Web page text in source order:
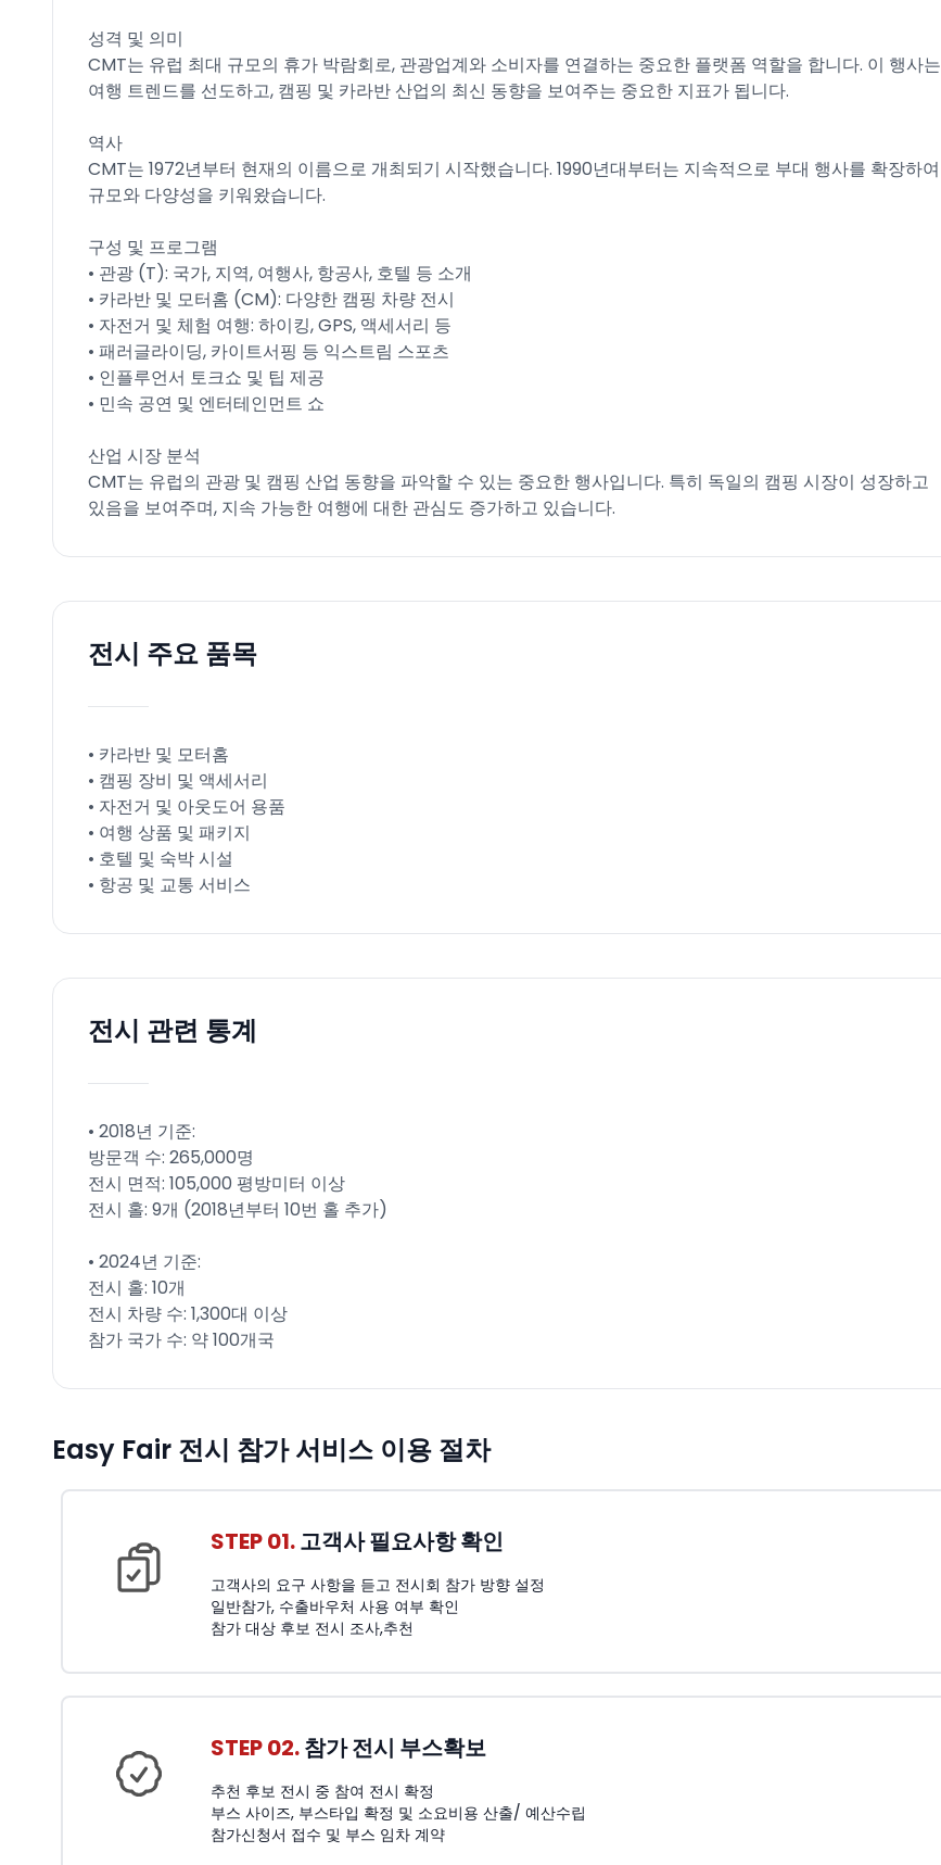
성격 및 의미
CMT는 유럽 최대 규모의 휴가 박람회로, 관광업계와 소비자를 연결하는 중요한 플랫폼 역할을 합니다. 이 행사는
여행 트렌드를 선도하고, 캠핑 및 카라반 산업의 최신 동향을 보여주는 중요한 지표가 됩니다.
역사
CMT는 1972년부터 현재의 이름으로 개최되기 시작했습니다. 1990년대부터는 지속적으로 부대 행사를 확장하여
규모와 다양성을 키워왔습니다.
구성 및 프로그램
• 관광 (T): 국가, 지역, 여행사, 항공사, 호텔 등 소개
• 카라반 및 모터홈 (CM): 다양한 캠핑 차량 전시
• 자전거 및 체험 여행: 하이킹, GPS, 액세서리 등
• 패러글라이딩, 카이트서핑 등 익스트림 스포츠
• 인플루언서 토크쇼 및 팁 제공
• 민속 공연 및 엔터테인먼트 쇼
산업 시장 분석
CMT는 유럽의 관광 및 캠핑 산업 동향을 파악할 수 있는 중요한 행사입니다. 특히 독일의 캠핑 시장이 성장하고
있음을 보여주며, 지속 가능한 여행에 대한 관심도 증가하고 있습니다.
전시 주요 품목
• 카라반 및 모터홈
• 캠핑 장비 및 액세서리
• 자전거 및 아웃도어 용품
• 여행 상품 및 패키지
• 호텔 및 숙박 시설
• 항공 및 교통 서비스
전시 관련 통계
• 2018년 기준:
방문객 수: 265,000명
전시 면적: 105,000 평방미터 이상
전시 홀: 9개 (2018년부터 10번 홀 추가)
• 2024년 기준:
전시 홀: 10개
전시 차량 수: 1,300대 이상
참가 국가 수: 약 100개국
Easy Fair 전시 참가 서비스 이용 절차
STEP 01.고객사 필요사항 확인
고객사의 요구 사항을 듣고 전시회 참가 방향 설정
일반참가, 수출바우처 사용 여부 확인
참가 대상 후보 전시 조사,추천
STEP 02.참가 전시 부스확보
추천 후보 전시 중 참여 전시 확정
부스 사이즈, 부스타입 확정 및 소요비용 산출/ 예산수립
참가신청서 접수 및 부스 임차 계약